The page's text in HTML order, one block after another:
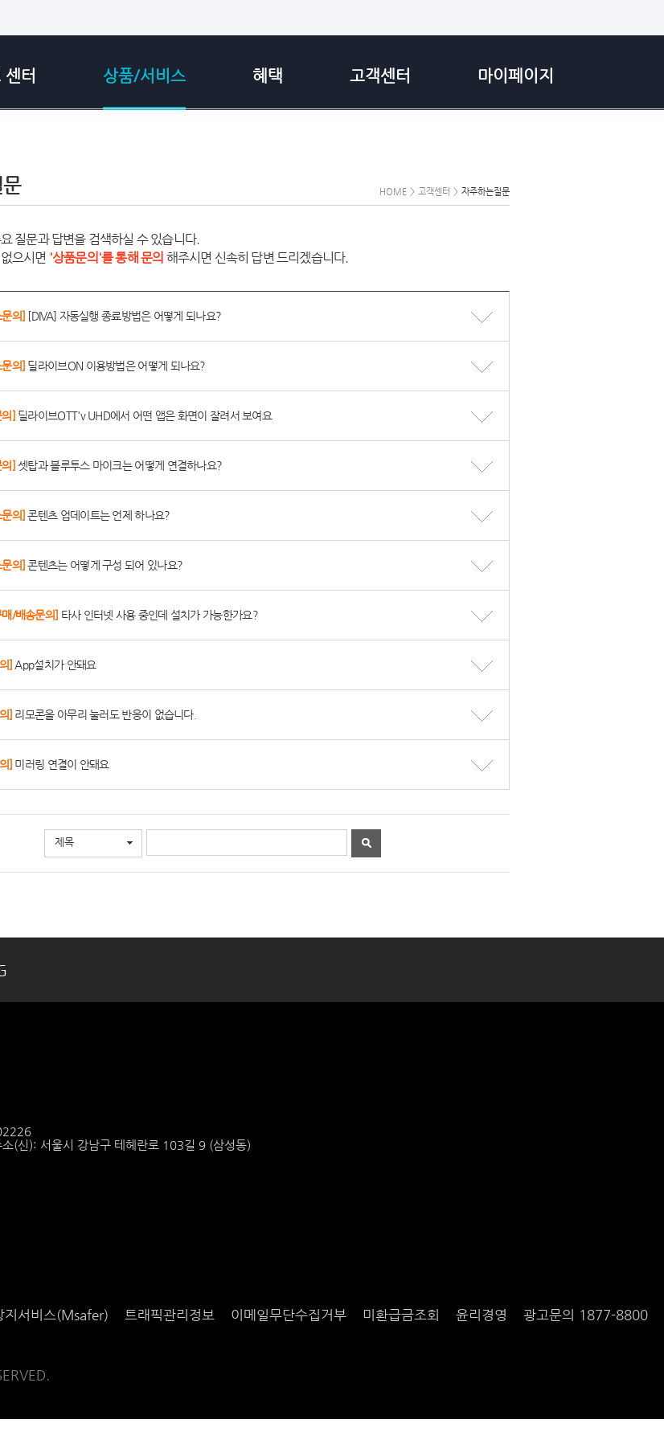
센터 상품/서비스 혜택 고객센터 마이페이지
HOME > 고객센터 > 자주하는질문
질문과 답변을 검색하실 수 있습니다.
으시면 '상품문의'를 통해 문의 해주시면 신속히 답변 드리겠습니다.
문의] [DIVA] 자동실행 종료방법은 어떻게 되나요?
문의] 딜라이브ON 이용방법은 어떻게 되나요?
의] 딜라이브OTT'v UHD에서 어떤 앱은 화면이 잘려서 보여요
의] 셋탑과 블루투스 마이크는 어떻게 연결하나요?
문의] 콘텐츠 업데이트는 언제 하나요?
문의] 콘텐츠는 어떻게 구성 되어 있나요?
매/배송문의] 타사 인터넷 사용 중인데 설치가 가능한가요?
] App설치가 안돼요
] 리모콘을 아무리 눌러도 반응이 없습니다.
] 미러링 연결이 안돼요
제목
(신): 서울시 강남구 테헤란로 103길 9 (삼성동)
지서비스(Msafer) 트래픽관리정보 이메일무단수집거부 미환급금조회 윤리경영 광고문의 1877-8800